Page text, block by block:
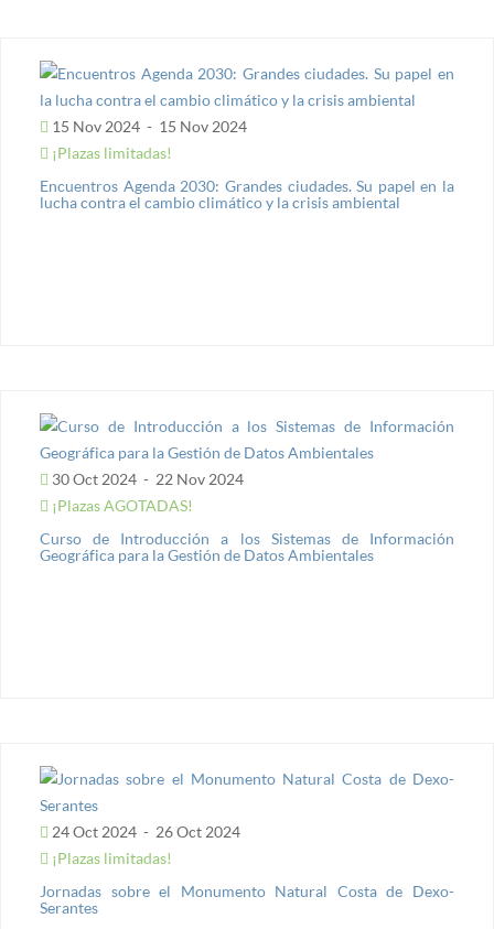
15 Nov 2024 - 15 Nov 2024
¡Plazas limitadas!
Encuentros Agenda 2030: Grandes ciudades. Su papel en la
lucha contra el cambio climático y la crisis ambiental
30 Oct 2024 - 22 Nov 2024
¡Plazas AGOTADAS!
Curso de Introducción a los Sistemas de Información
Geográfica para la Gestión de Datos Ambientales
24 Oct 2024 - 26 Oct 2024
¡Plazas limitadas!
Jornadas sobre el Monumento Natural Costa de Dexo-
Serantes